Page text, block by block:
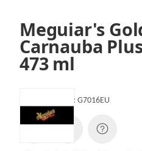
Meguiar's
Carnauba
473 ml
Artikelnummer: G7016EU